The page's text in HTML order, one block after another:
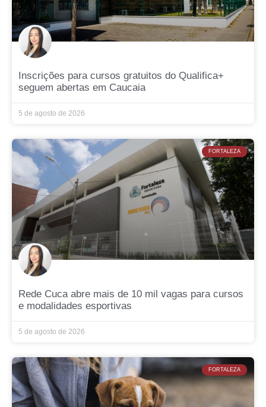
Inscrições para cursos gratuitos do Qualifica+
seguem abertas em Caucaia
5 de agosto de 2026
FORTALEZA
Rede Cuca abre mais de 10 mil vagas para cursos
e modalidades esportivas
5 de agosto de 2026
FORTALEZA